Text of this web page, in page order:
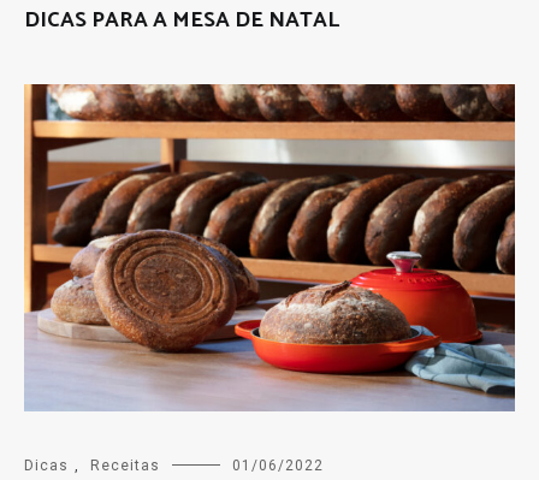
DICAS PARA A MESA DE NATAL
Dicas , Receitas 01/06/2022